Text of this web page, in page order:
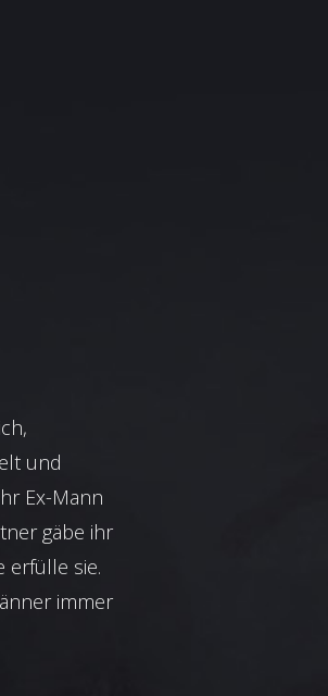
und
Ex-Mann
gäbe ihr
erfülle sie.
immer